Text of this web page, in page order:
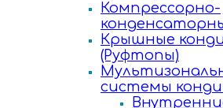
Компрессорно-
Крышные
(Руфтопы)
системы